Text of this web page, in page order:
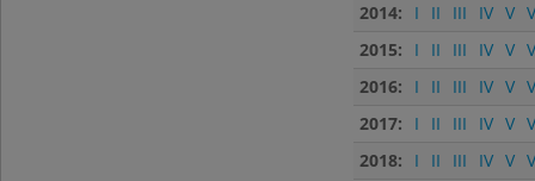
2014:
I II III IV V
2015:
I II III IV V
2016:
I II III IV V
2017:
I II III IV V
2018:
I II III IV V